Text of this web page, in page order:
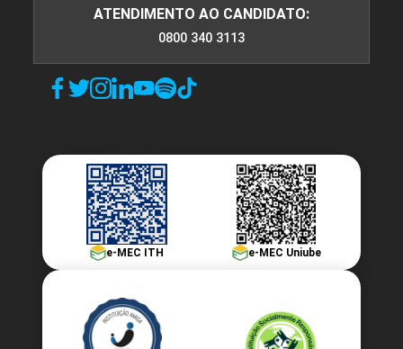
ATENDIMENTO AO CANDIDATO:
0800 340 3113
e-MEC ITH e-MEC Uniube